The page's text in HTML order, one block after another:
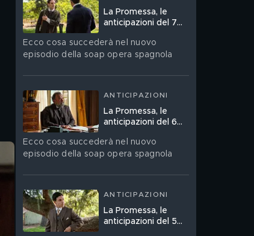
La Promessa, le
anticipazioni del 7
Ecco cosa succederà nel nuovo
episodio della soap opera spagnola
ANTICIPAZIONI
La Promessa, le
anticipazioni del 6
Ecco cosa succederà nel nuovo
episodio della soap opera spagnola
ANTICIPAZIONI
La Promessa, le
anticipazioni del 5